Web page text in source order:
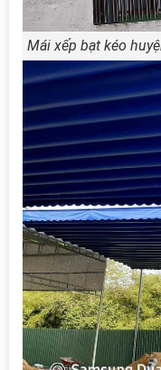
Mái xếp bạt kéo